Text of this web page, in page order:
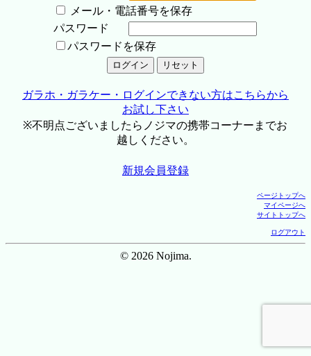
メール・電話番号を保存
パスワード
パスワードを保存
ガラホ・ガラケー・ログインできない方はこちらから
お試し下さい
※不明点ございましたらノジマの携帯コーナーまでお
越しください。
新規会員登録
ページトップへ
マイページへ
サイトトップへ
ログアウト
© 2026 Nojima.